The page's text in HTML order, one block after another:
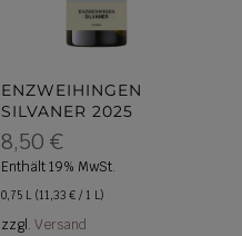
ENZWEIHINGEN
SILVANER 2025
8,50€
Enthält 19% MwSt.
0,75 L (11,33€ / 1 L)
zzgl.Versand